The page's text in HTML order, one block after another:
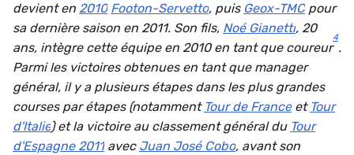
devient en 2010 Footon-Servetto, puis Geox-TMC pour
sa dernière saison en 2011. Son fils, Noé Gianetti, 20
ans, intègre cette équipe en 2010 en tant que coureur
4
.
Parmi les victoires obtenues en tant que manager
général, il y a plusieurs étapes dans les plus grandes
courses par étapes (notamment Tour de France et Tour
d'Italie) et la victoire au classement général du Tour
d'Espagne 2011 avec Juan José Cobo, avant son